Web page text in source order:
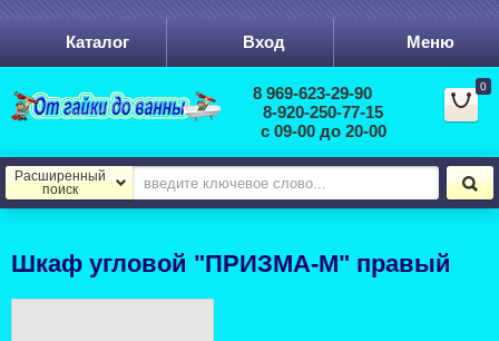
Каталог Вход Меню
8 969-623-29-90
8-920-250-77-15
с 09-00 до 20-00
Расширенный
поиск
0
Шкаф угловой "ПРИЗМА-М" правый